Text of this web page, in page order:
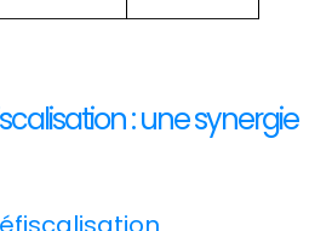
: une synergie